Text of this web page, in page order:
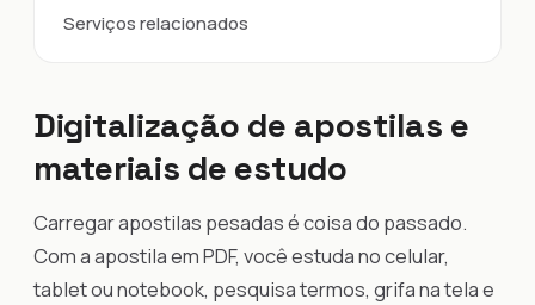
Serviços relacionados
Digitalização de apostilas e
materiais de estudo
Carregar apostilas pesadas é coisa do passado.
Com a apostila em PDF, você estuda no celular,
tablet ou notebook, pesquisa termos, grifa na tela e